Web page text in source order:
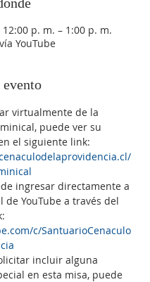
p. m. – 1:00 p. m.
YouTube
evento
virtualmente de la
puede ver su
el siguiente link:
ingresar directamente a
de YouTube a través del
c/SantuarioCenaculo
incluir alguna
en esta misa, puede